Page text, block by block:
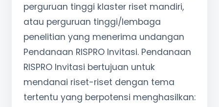
perguruan tinggi klaster riset mandiri,
atau perguruan tinggi/lembaga
penelitian yang menerima undangan
Pendanaan RISPRO Invitasi. Pendanaan
RISPRO Invitasi bertujuan untuk
mendanai riset-riset dengan tema
tertentu yang berpotensi menghasilkan: